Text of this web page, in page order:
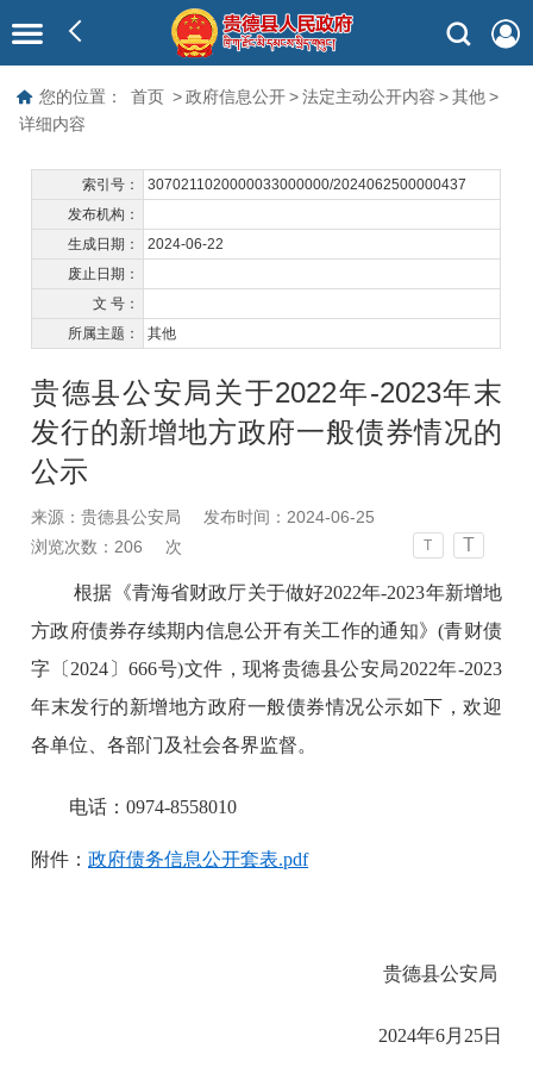
您的位置： 首页 > 政府信息公开 > 法定主动公开内容 > 其他 >
详细内容
索引号：
3070211020000033000000/2024062500000437
发布机构：
生成日期：
2024-06-22
废止日期：
文 号：
所属主题：
其他
贵德县公安局关于2022年-2023年末
发行的新增地方政府一般债券情况的
公示
来源：贵德县公安局
发布时间：2024-06-25
浏览次数： 206 次 T T
根据《青海省财政厅关于做好2022年-2023年新增地
方政府债券存续期内信息公开有关工作的通知》(青财债
字〔2024〕666号)文件，现将贵德县公安局2022年-2023
年末发行的新增地方政府一般债券情况公示如下，欢迎
各单位、各部门及社会各界监督。
电话：0974-8558010
附件：政府债务信息公开套表.pdf
贵德县公安局
2024年6月25日